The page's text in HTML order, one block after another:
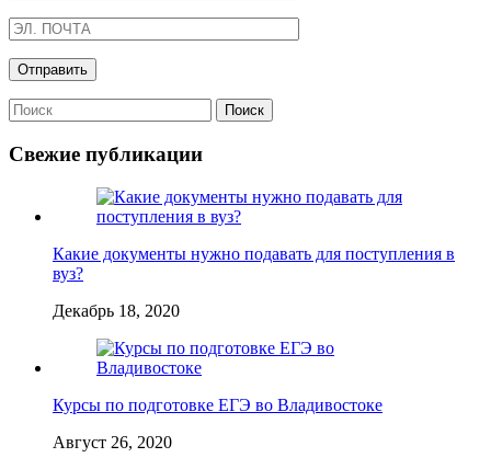
Свежие публикации
Какие документы нужно подавать для поступления в
вуз?
Декабрь 18, 2020
Курсы по подготовке ЕГЭ во Владивостоке
Август 26, 2020